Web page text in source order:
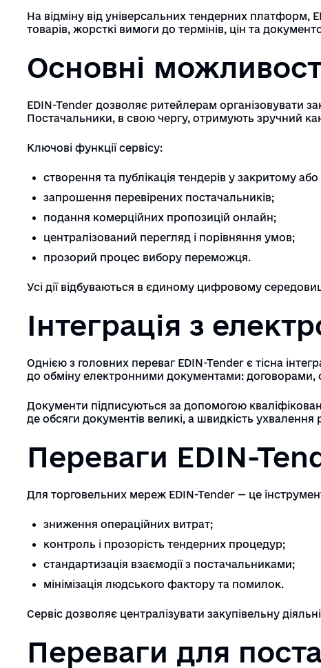
На відміну від універсальних тендерних платформ,
товарів, жорсткі вимоги до термінів, цін та
Основні
EDIN-Tender дозволяє ритейлерам організовувати
Постачальники, в свою чергу, отримують зручний
Ключові функції сервісу:
створення та публікація тендерів у закритому
запрошення перевірених постачальників;
подання комерційних пропозицій онлайн;
централізований перегляд і порівняння умов;
прозорий процес вибору переможця.
Усі дії відбуваються в єдиному цифровому
Інтеграція з
Однією з головних переваг EDIN-Tender є тісна
до обміну електронними документами:
Документи підписуються за допомогою
де обсяги документів великі, а швидкість ухвалення
Переваги EDIN-
Для торговельних мереж EDIN-Tender — це інструмент
зниження операційних витрат;
контроль і прозорість тендерних процедур;
стандартизація взаємодії з постачальниками;
мінімізація людського фактору та помилок.
Сервіс дозволяє централізувати закупівельну
Переваги для